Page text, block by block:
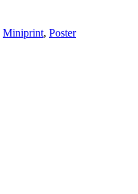
Miniprint, Poster